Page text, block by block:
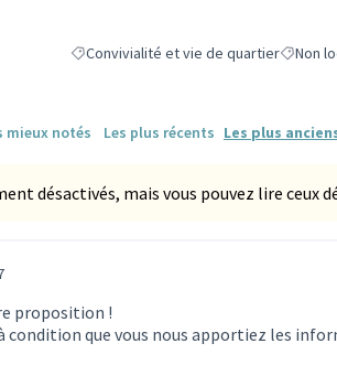
Filtrer les résultats de la catégorie :
Convivialité et vie de quartierFiltrer
Non
mieux notés Les plus récents Les plus
désactivés, mais vous pouvez lire ceux
proposition !
que vous nous apportiez les